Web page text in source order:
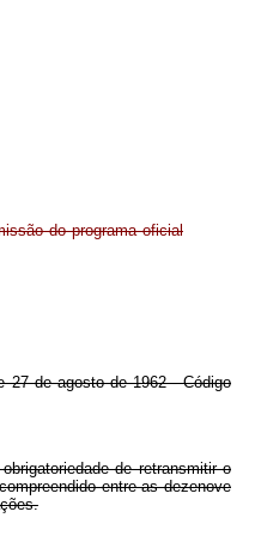
do programa oficial
27 de agosto de 1962 - Código
de retransmitir o
entre as dezenove